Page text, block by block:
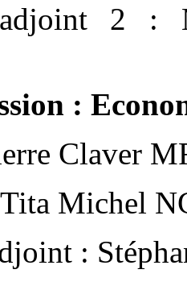
2 :
:
Claver
Michel
: